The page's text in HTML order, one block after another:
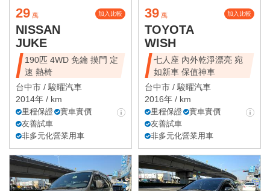
29 萬 加入比較
NISSAN
JUKE
190匹 4WD 免鑰 摸門 定
速 熱椅
台中市 /駿曜汽車
2014年 / km
里程保證
實車實價
友善試車
非多元化營業用車
39 萬 加入比較
TOYOTA
WISH
七人座 內外乾淨漂亮 宛
如新車 保值神車
台中市 /駿曜汽車
2016年 / km
里程保證
實車實價
友善試車
非多元化營業用車